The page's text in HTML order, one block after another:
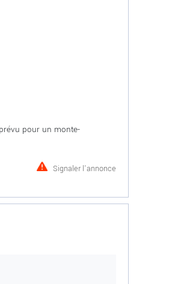
pour un monte-
Signaler l'annonce